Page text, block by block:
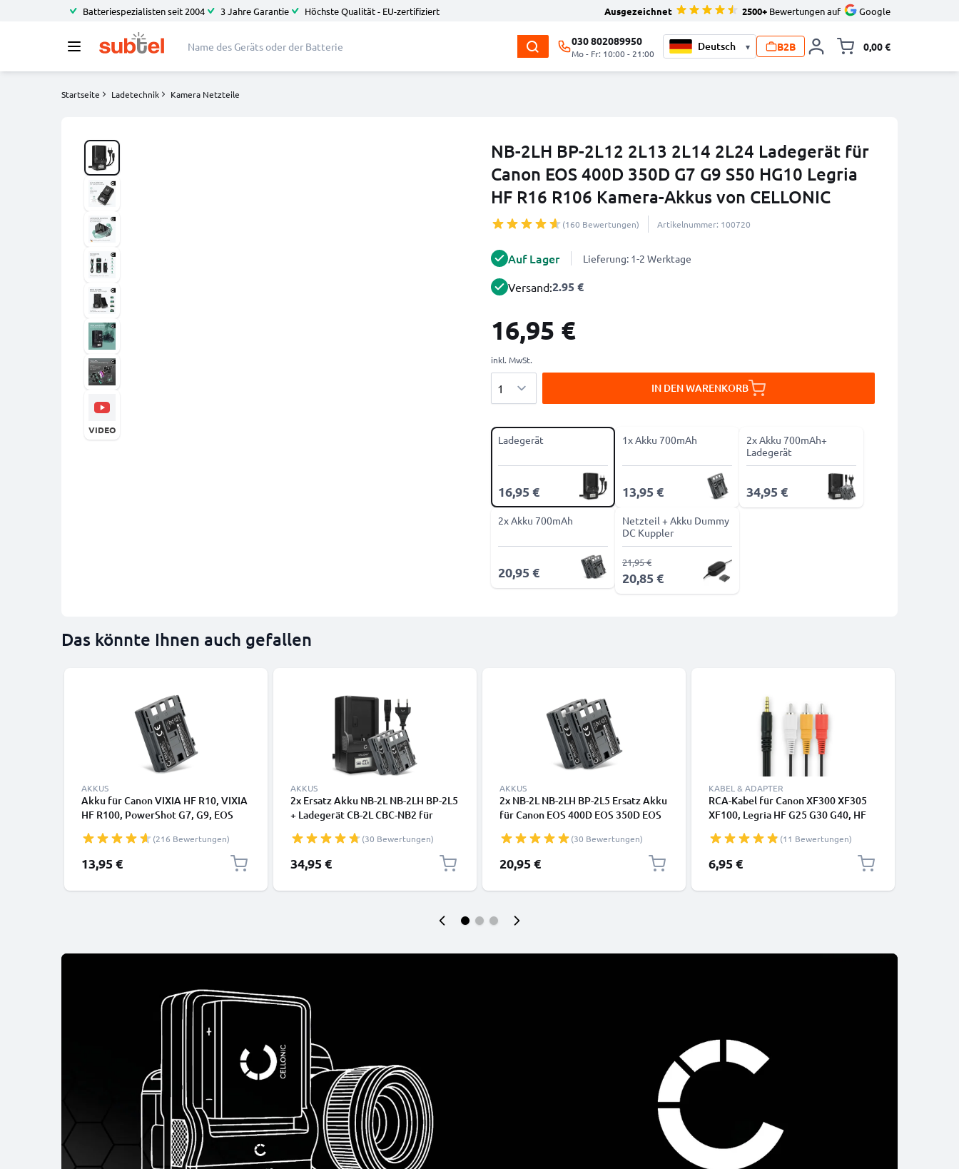
Batteriespezialisten seit 2004 3 Jahre Garantie Höchste Qualität - EU-zertifiziert Ausgezeichnet 2500+ Bewertungen auf Google
030 802089950
Mo - Fr: 10:00 - 21:00
▾ B2B 0,00 €
Startseite Ladetechnik Kamera Netzteile
NB-2LH BP-2L12 2L13 2L14 2L24 Ladegerät für
Canon EOS 400D 350D G7 G9 S50 HG10 Legria
HF R16 R106 Kamera-Akkus von CELLONIC
(160 Bewertungen) Artikelnummer: 100720
VIDEO
Auf Lager Lieferung: 1-2 Werktage
Versand:2.95 €
16,95 €
inkl. MwSt.
IN DEN WARENKORB
Ladegerät
16,95 €
1x Akku 700mAh
13,95 €
2x Akku 700mAh+
Ladegerät
34,95 €
2x Akku 700mAh
20,95 €
Netzteil + Akku Dummy
DC Kuppler
20,85 €
21,95 €
Das könnte Ihnen auch gefallen
AKKUS
Akku für Canon VIXIA HF R10, VIXIA
HF R100, PowerShot G7, G9, EOS
von CELLONIC
(216 Bewertungen)
13,95 €
AKKUS
2x Ersatz Akku NB-2L NB-2LH BP-2L5
+ Ladegerät CB-2L CBC-NB2 für
XTi PowerShot G7 G9 S50 HG10
Legria HF R16 R106 MD235 Kamera -
700mAh Ersatzakku Batterie,
(30 Bewertungen)
34,95 €
AKKUS
2x NB-2L NB-2LH BP-2L5 Ersatz Akku
für Canon EOS 400D EOS 350D EOS
Legria HF R16 R106 MD235 VIXIA
HV30 ZR800 - Kamera Ersatzakku -
Kameraakku 700mAh, Batterie
(30 Bewertungen)
20,95 €
KABEL & ADAPTER
RCA-Kabel für Canon XF300 XF305
XF100, Legria HF G25 G30 G40, HF
Vixia HF R500, XA35 XA30 XA20, XH-
A1, FS100 FS200, MV890, TV, DVD,
Blu-Ray, Kamera, Konsole – AV-
(11 Bewertungen)
6,95 €